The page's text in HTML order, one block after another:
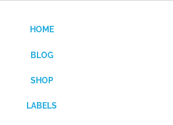
HOME
BLOG
SHOP
LABELS